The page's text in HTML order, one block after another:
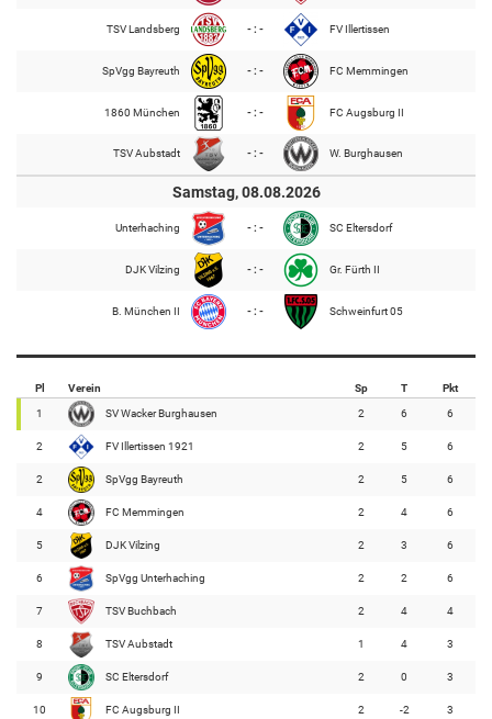
TSV Landsberg - : - FV Illertissen
SpVgg Bayreuth - : - FC Memmingen
1860 München - : - FC Augsburg II
TSV Aubstadt - : - W. Burghausen
Samstag, 08.08.2026
Unterhaching - : - SC Eltersdorf
DJK Vilzing - : - Gr. Fürth II
B. München II - : - Schweinfurt 05
Pl Verein Sp T Pkt
1 SV Wacker Burghausen 2 6 6
2 FV Illertissen 1921 2 5 6
2 SpVgg Bayreuth 2 5 6
4 FC Memmingen 2 4 6
5 DJK Vilzing 2 3 6
6 SpVgg Unterhaching 2 2 6
7 TSV Buchbach 2 4 4
8 TSV Aubstadt 1 4 3
9 SC Eltersdorf 2 0 3
10 FC Augsburg II 2 -2 3